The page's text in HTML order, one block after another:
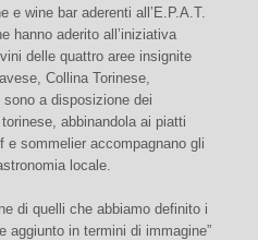
e wine bar aderenti all’E.P.A.T.
hanno aderito all’iniziativa
delle quattro aree insignite
Collina Torinese,
a disposizione dei
abbinandola ai piatti
e sommelier accompagnano gli
locale.
di quelli che abbiamo definito i
aggiunto in termini di immagine”